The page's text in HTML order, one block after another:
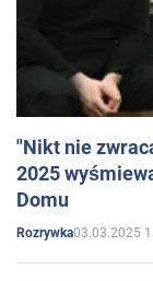
"Nikt nie
2025
Domu
Rozrywka03.03.2025